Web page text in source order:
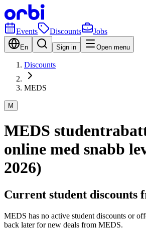
Events Discounts Jobs
En Sign in Open menu
Discounts
MEDS
M
MEDS
online med snabb
2026)
Current student discounts
MEDS has no active student discounts or
back later for new deals from MEDS.